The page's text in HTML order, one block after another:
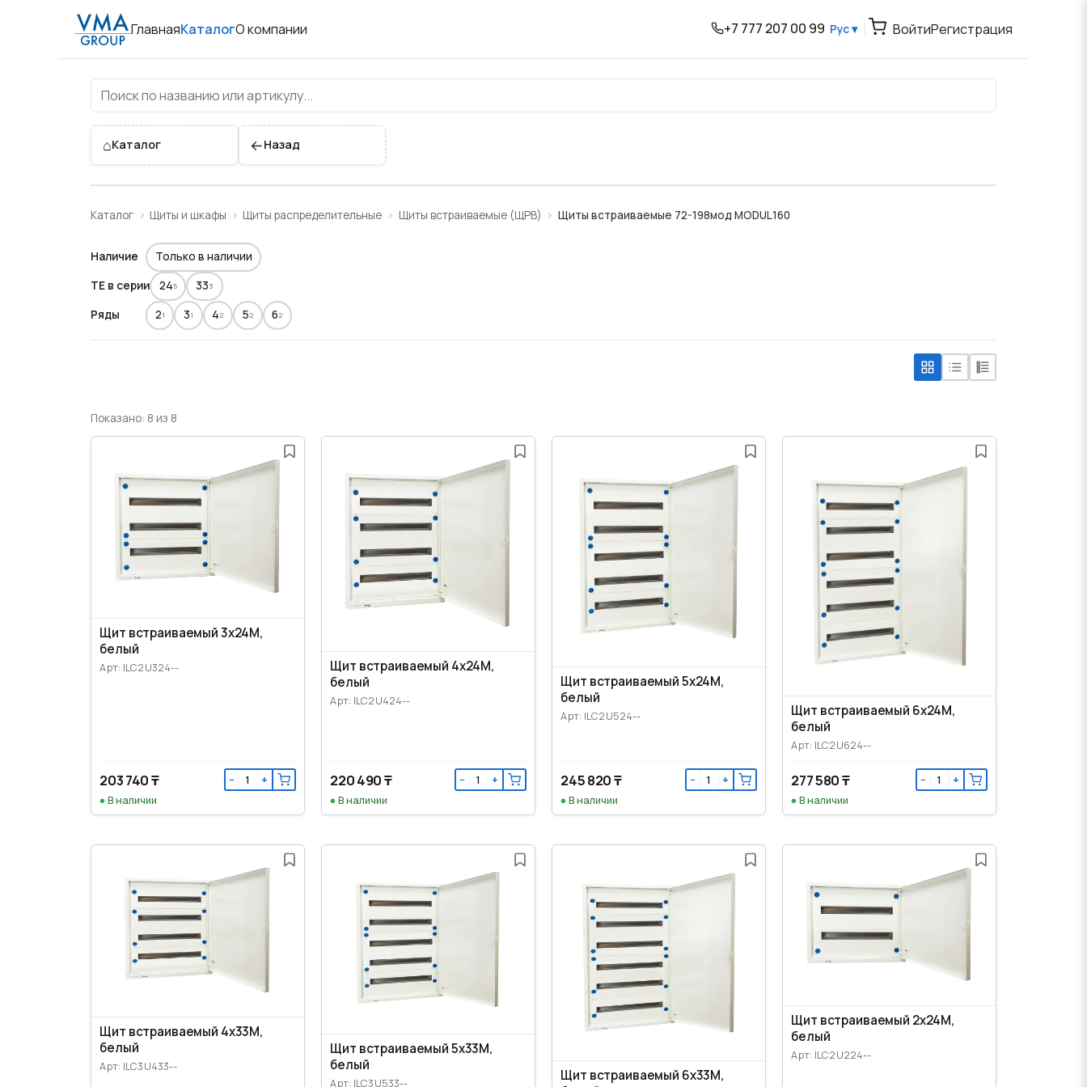
ГлавнаяКаталогО компании +7 777 207 00 99 Рус ▾ ВойтиРегистрация
Щиты встраиваемые 72-198мод MODUL160
⌂Каталог ←Назад
Каталог Щиты и шкафы Щиты распределительные Щиты встраиваемые (ЩРВ) Щиты встраиваемые 72-198мод MODUL160
Наличие
Только в наличии
TE в серии
245 333
Ряды 21 31 42 52 62
Показано: 8 из 8
Щит встраиваемый 3x24M,
белый
Арт: ILC2U324--
203 740 ₸ − +
В наличии
Щит встраиваемый 4x24M,
белый
Арт: ILC2U424--
220 490 ₸ − +
В наличии
Щит встраиваемый 5x24M,
белый
Арт: ILC2U524--
245 820 ₸ − +
В наличии
Щит встраиваемый 6х24М,
белый
Арт: ILC2U624--
277 580 ₸ − +
В наличии
Щит встраиваемый 4x33M,
белый
Арт: ILC3U433--
Щит встраиваемый 5x33M,
белый
Арт: ILC3U533--
Щит встраиваемый 6x33M,
Щит встраиваемый 2x24M,
белый
Арт: ILC2U224--